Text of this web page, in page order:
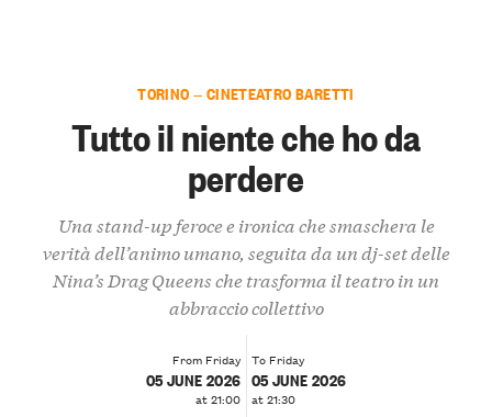
TORINO — CINETEATRO BARETTI
Tutto il niente che ho da
perdere
Una stand-up feroce e ironica che smaschera le
verità dell’animo umano, seguita da un dj-set delle
Nina’s Drag Queens che trasforma il teatro in un
abbraccio collettivo
From Friday
05 JUNE 2026
at 21:00
To Friday
05 JUNE 2026
at 21:30